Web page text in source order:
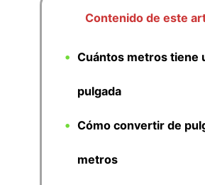
Contenido de este
Cuántos metros tiene
pulgada
Cómo convertir de
metros